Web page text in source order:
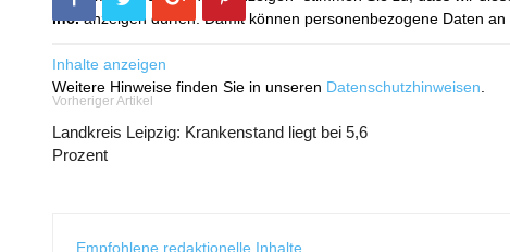
Inc.anzeigen dürfen. Damit können personenbezogene Daten an
Inhalte anzeigen
Weitere Hinweise finden Sie in unseren Datenschutzhinweisen
Vorheriger Artikel
Landkreis Leipzig: Krankenstand liegt bei 5,6
Prozent
Empfohlene redaktionelle Inhalte